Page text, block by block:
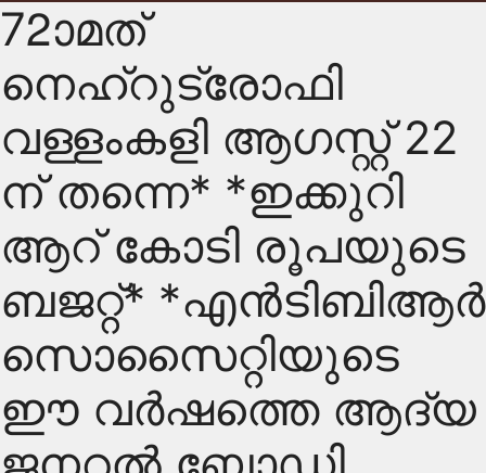
72ാമത്
നെഹ്റുട്രോഫി
വള്ളംകളി ആഗസ്റ്റ് 22
ന് തന്നെ* *ഇക്കുറി
ആറ് കോടി രൂപയുടെ
ബജറ്റ്* *എൻടിബിആർ
സൊസൈറ്റിയുടെ
ഈ വർഷത്തെ ആദ്യ